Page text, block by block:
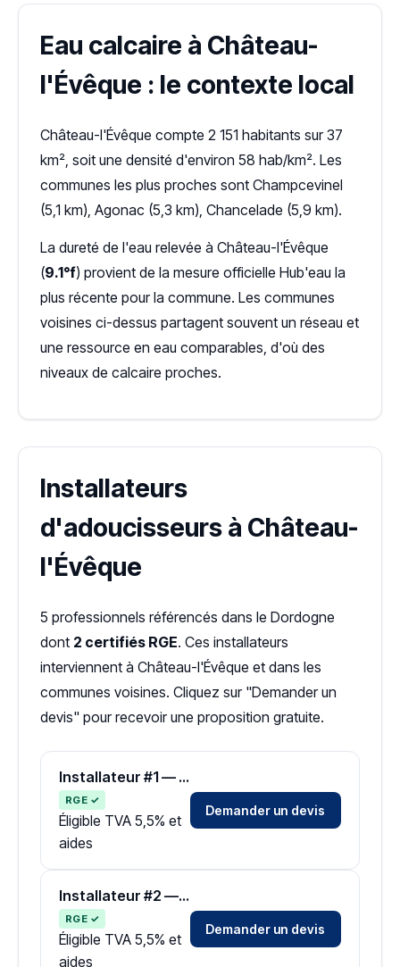
Eau calcaire à Château-
l'Évêque : le contexte local
Château-l'Évêque compte 2 151 habitants sur 37
km², soit une densité d'environ 58 hab/km². Les
communes les plus proches sont Champcevinel
(5,1 km), Agonac (5,3 km), Chancelade (5,9 km).
La dureté de l'eau relevée à Château-l'Évêque
(9.1°f) provient de la mesure officielle Hub'eau la
plus récente pour la commune. Les communes
voisines ci-dessus partagent souvent un réseau et
une ressource en eau comparables, d'où des
niveaux de calcaire proches.
Installateurs
d'adoucisseurs à Château-
l'Évêque
5 professionnels référencés dans le Dordogne
dont 2 certifiés RGE. Ces installateurs
interviennent à Château-l'Évêque et dans les
communes voisines. Cliquez sur "Demander un
devis" pour recevoir une proposition gratuite.
Installateur #1 — Zone Dordogne
RGE ✓
Éligible TVA 5,5% et
aides
Demander un devis
Installateur #2 — Zone Dordogne
RGE ✓
Éligible TVA 5,5% et
aides
Demander un devis